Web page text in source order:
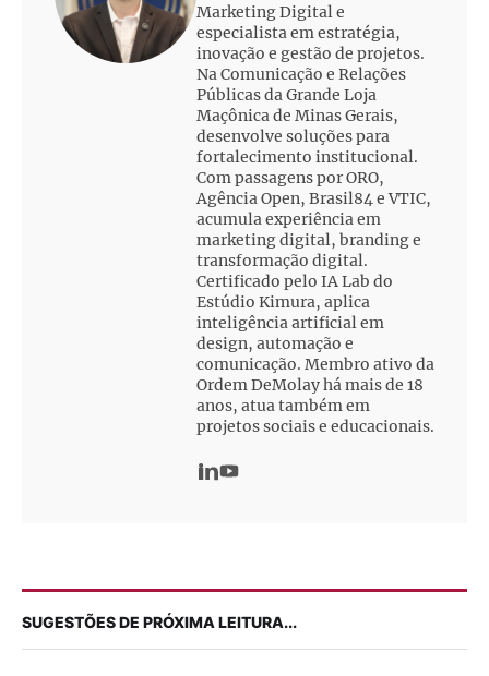
Marketing Digital e
especialista em estratégia,
inovação e gestão de projetos.
Na Comunicação e Relações
Públicas da Grande Loja
Maçônica de Minas Gerais,
desenvolve soluções para
fortalecimento institucional.
Com passagens por ORO,
Agência Open, Brasil84 e VTIC,
acumula experiência em
marketing digital, branding e
transformação digital.
Certificado pelo IA Lab do
Estúdio Kimura, aplica
inteligência artificial em
design, automação e
comunicação. Membro ativo da
Ordem DeMolay há mais de 18
anos, atua também em
projetos sociais e educacionais.
SUGESTÕES DE PRÓXIMA LEITURA...